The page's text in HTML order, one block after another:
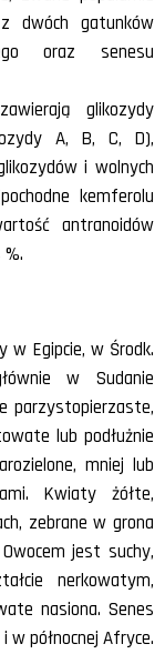
dwóch gatunków
oraz senesu
glikozydy
A, B, C, D),
i wolnych
kemferolu
antranoidów
Egipcie, w Środk.
w Sudanie
parzystopierzaste,
lub podłużnie
mniej lub
Kwiaty żółte,
zebrane w grona
jest suchy,
nerkowatym,
nasiona. Senes
w północnej Afryce.